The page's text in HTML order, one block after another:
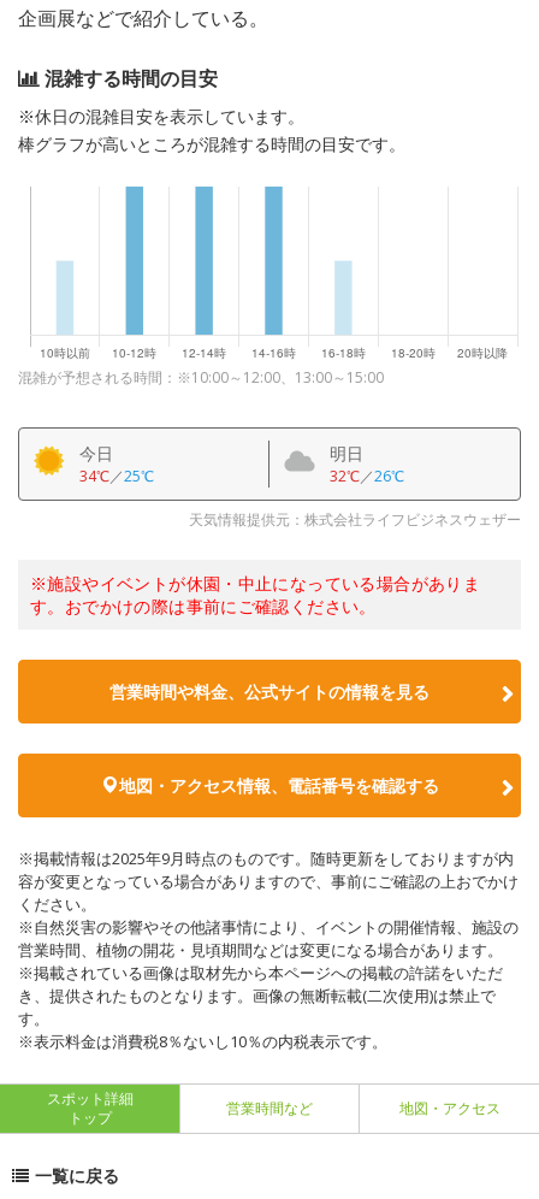
企画展などで紹介している。
混雑する時間の目安
※休日の混雑目安を表示しています。
棒グラフが高いところが混雑する時間の目安です。
混雑が予想される時間：※10:00～12:00、13:00～15:00
今日
34℃／25℃
明日
32℃／26℃
天気情報提供元：株式会社ライフビジネスウェザー
※施設やイベントが休園・中止になっている場合がありま
す。おでかけの際は事前にご確認ください。
営業時間や料金、公式サイトの情報を見る
地図・アクセス情報、電話番号を確認する
※掲載情報は2025年9月時点のものです。随時更新をしておりますが内
容が変更となっている場合がありますので、事前にご確認の上おでかけ
ください。
※自然災害の影響やその他諸事情により、イベントの開催情報、施設の
営業時間、植物の開花・見頃期間などは変更になる場合があります。
※掲載されている画像は取材先から本ページへの掲載の許諾をいただ
き、提供されたものとなります。画像の無断転載(二次使用)は禁止で
す。
※表示料金は消費税8％ないし10％の内税表示です。
スポット詳細
トップ
営業時間など 地図・アクセス
一覧に戻る